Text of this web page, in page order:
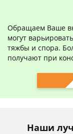
Обращаем Ваше
могут
тяжбы и спора.
получают при
Наши